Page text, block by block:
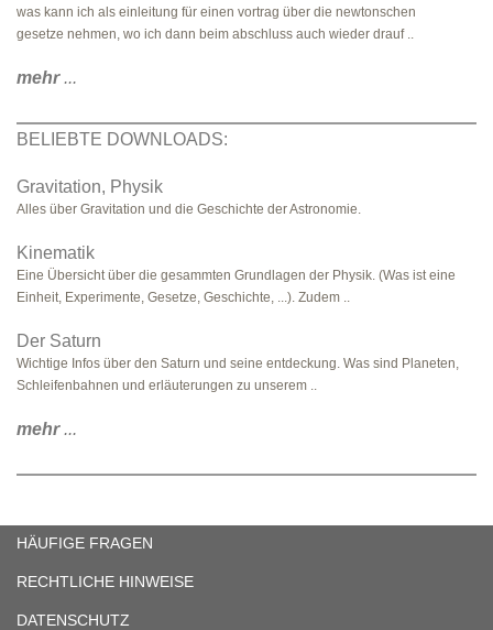
was kann ich als einleitung für einen vortrag über die newtonschen
gesetze nehmen, wo ich dann beim abschluss auch wieder drauf ..
mehr...
BELIEBTE DOWNLOADS:
Gravitation, Physik
Alles über Gravitation und die Geschichte der Astronomie.
Kinematik
Eine Übersicht über die gesammten Grundlagen der Physik. (Was ist eine
Einheit, Experimente, Gesetze, Geschichte, ...). Zudem ..
Der Saturn
Wichtige Infos über den Saturn und seine entdeckung. Was sind Planeten,
Schleifenbahnen und erläuterungen zu unserem ..
mehr...
HÄUFIGE FRAGEN
RECHTLICHE HINWEISE
DATENSCHUTZ